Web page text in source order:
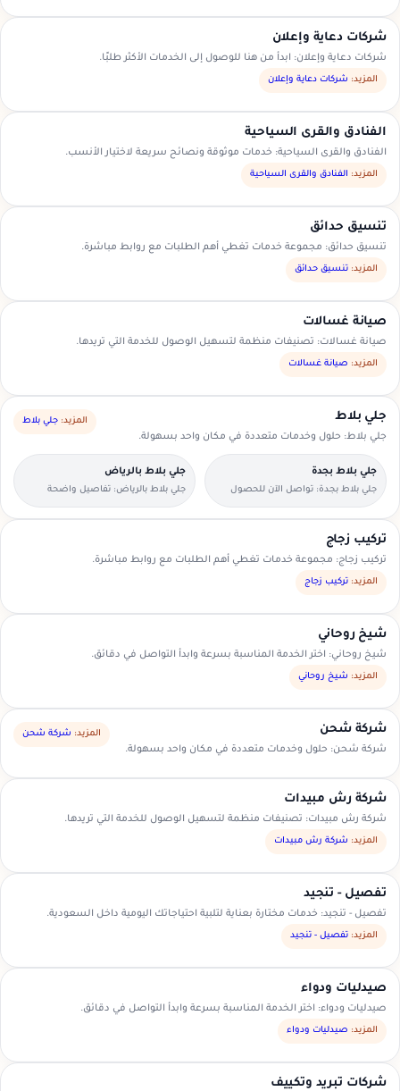
شركات دعاية وإعلان
شركات دعاية وإعلان: ابدأ من هنا للوصول إلى الخدمات الأكثر طلبًا.
المزيد: شركات دعاية وإعلان
الفنادق والقرى السياحية
الفنادق والقرى السياحية: خدمات موثوقة ونصائح سريعة لاختيار الأنسب.
المزيد: الفنادق والقرى السياحية
تنسيق حدائق
تنسيق حدائق: مجموعة خدمات تغطي أهم الطلبات مع روابط مباشرة.
المزيد: تنسيق حدائق
صيانة غسالات
صيانة غسالات: تصنيفات منظمة لتسهيل الوصول للخدمة التي تريدها.
المزيد: صيانة غسالات
جلي بلاط
جلي بلاط: حلول وخدمات متعددة في مكان واحد بسهولة.
المزيد: جلي بلاط
جلي بلاط بجدة
جلي بلاط بجدة: تواصل الآن للحصول
على عرض سعر مناسب.
جلي بلاط بالرياض
جلي بلاط بالرياض: تفاصيل واضحة
لتسهيل اختيار مقدم الخدمة.
تركيب زجاج
تركيب زجاج: مجموعة خدمات تغطي أهم الطلبات مع روابط مباشرة.
المزيد: تركيب زجاج
شيخ روحاني
شيخ روحاني: اختر الخدمة المناسبة بسرعة وابدأ التواصل في دقائق.
المزيد: شيخ روحاني
شركة شحن
شركة شحن: حلول وخدمات متعددة في مكان واحد بسهولة.
المزيد: شركة شحن
شركة رش مبيدات
شركة رش مبيدات: تصنيفات منظمة لتسهيل الوصول للخدمة التي تريدها.
المزيد: شركة رش مبيدات
تفصيل - تنجيد
تفصيل - تنجيد: خدمات مختارة بعناية لتلبية احتياجاتك اليومية داخل السعودية.
المزيد: تفصيل - تنجيد
صيدليات ودواء
صيدليات ودواء: اختر الخدمة المناسبة بسرعة وابدأ التواصل في دقائق.
المزيد: صيدليات ودواء
شركات تبريد وتكييف